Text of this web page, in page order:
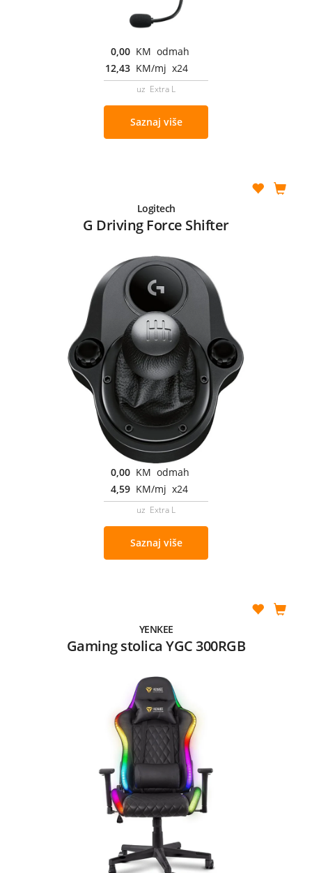
0,00 KM odmah
12,43 KM/mj x24
uz Extra L
Saznaj više
Logitech
G Driving Force Shifter
0,00 KM odmah
4,59 KM/mj x24
uz Extra L
Saznaj više
YENKEE
Gaming stolica YGC 300RGB